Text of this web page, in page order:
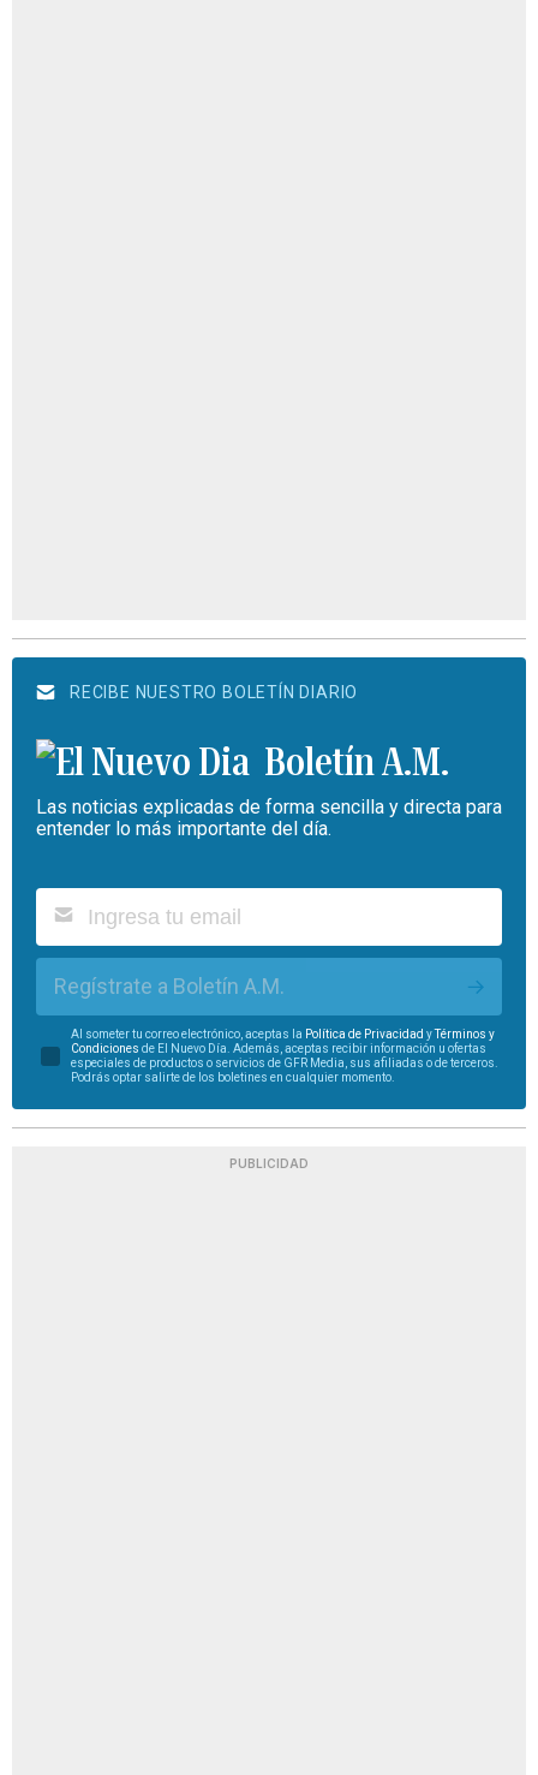
RECIBE NUESTRO BOLETÍN DIARIO
Boletín A.M.
Las noticias explicadas de forma sencilla y directa para
entender lo más importante del día.
Regístrate a Boletín A.M.
Al someter tu correo electrónico, aceptas la Política de Privacidad yTérminos y
Condiciones de El Nuevo Día. Además, aceptas recibir información u ofertas
especiales de productos o servicios de GFR Media, sus afiliadas o de terceros.
Podrás optar salirte de los boletines en cualquier momento.
PUBLICIDAD